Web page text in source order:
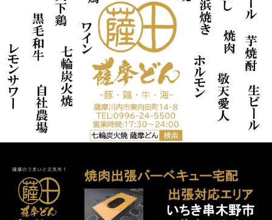
2月 (5)
4月 (2)
3月 (3)
2月 (1)
1月 (1)
5月 (4)
4月 (2)
3月 (3)
2月 (1)
1月 (3)
5月 (1)
4月 (1)
3月 (1)
2月 (1)
1月 (1)
5月 (3)
4月 (1)
3月 (2)
2月 (2)
1月 (2)
3月 (5)
2月 (4)
1月 (1)
9月 (3)
8月 (1)
7月 (2)
5月 (3)
4月 (3)
2月 (3)
1月 (2)
9月 (3)
8月 (2)
7月 (2)
6月 (4)
5月 (1)
3月 (4)